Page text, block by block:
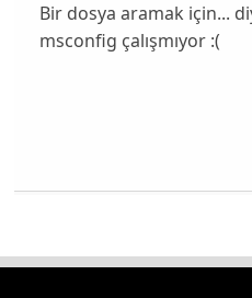
Bir dosya aramak için...
msconfig çalışmıyor :(